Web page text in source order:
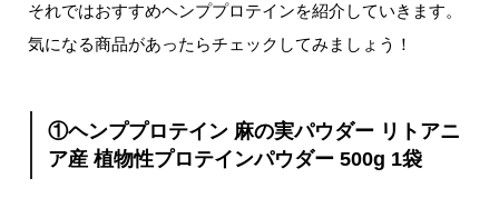
それではおすすめヘンププロテインを紹介していきます。
気になる商品があったらチェックしてみましょう！
①ヘンププロテイン 麻の実パウダー リトアニ
ア産 植物性プロテインパウダー 500g 1袋